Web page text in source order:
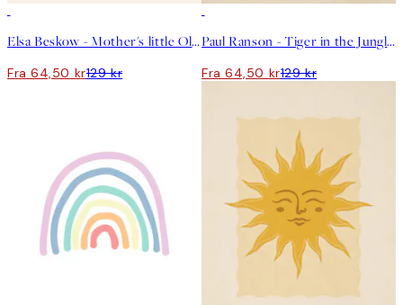
Elsa Beskow - Mother's little Olle Plakat
Fra 64,50 kr129 kr
Paul Ranson - Tiger in the Jungle Plakat
Fra 64,50 kr129 kr